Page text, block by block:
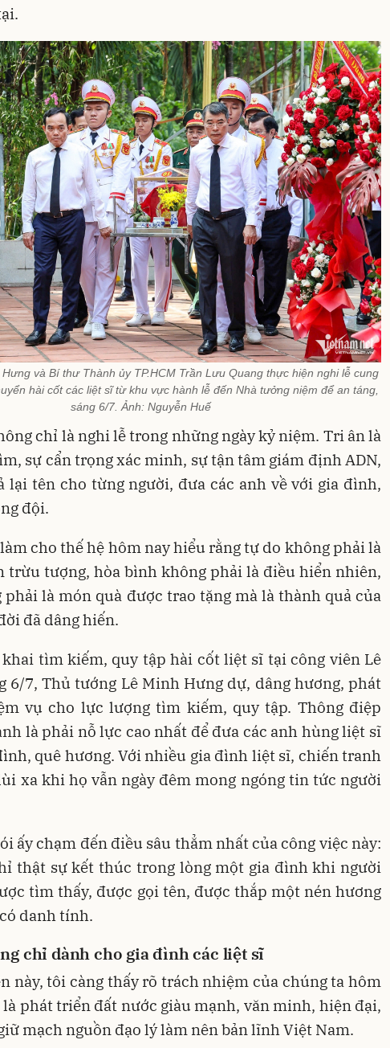
và Bí thư Thành ủy TP.HCM Trần Lưu Quang thực hiện nghi lễ cung
hài cốt các liệt sĩ từ khu vực hành lễ đến Nhà tưởng niệm để an táng,
sáng 6/7. Ảnh: Nguyễn Huế
chỉ là nghi lễ trong những ngày kỷ niệm. Tri ân là
sự cẩn trọng xác minh, sự tận tâm giám định ADN,
lại tên cho từng người, đưa các anh về với gia đình,
đội.
cho thế hệ hôm nay hiểu rằng tự do không phải là
trừu tượng, hòa bình không phải là điều hiển nhiên,
phải là món quà được trao tặng mà là thành quả của
đã dâng hiến.
tìm kiếm, quy tập hài cốt liệt sĩ tại công viên Lê
6/7, Thủ tướng Lê Minh Hưng dự, dâng hương, phát
vụ cho lực lượng tìm kiếm, quy tập. Thông điệp
là phải nỗ lực cao nhất để đưa các anh hùng liệt sĩ
quê hương. Với nhiều gia đình liệt sĩ, chiến tranh
xa khi họ vẫn ngày đêm mong ngóng tin tức người
ấy chạm đến điều sâu thẳm nhất của công việc này:
thật sự kết thúc trong lòng một gia đình khi người
tìm thấy, được gọi tên, được thắp một nén hương
danh tính.
chỉ dành cho gia đình các liệt sĩ
này, tôi càng thấy rõ trách nhiệm của chúng ta hôm
phát triển đất nước giàu mạnh, văn minh, hiện đại,
mạch nguồn đạo lý làm nên bản lĩnh Việt Nam.